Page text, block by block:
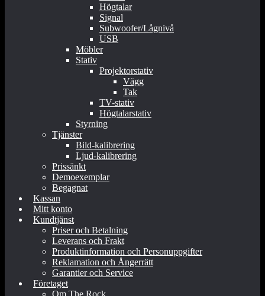
Högtalar
Signal
Subwoofer/Lågnivå
USB
Möbler
Stativ
Projektorstativ
Vägg
Tak
TV-stativ
Högtalarstativ
Styrning
Tjänster
Bild-kalibrering
Ljud-kalibrering
Prissänkt
Demoexemplar
Begagnat
Kassan
Mitt konto
Kundtjänst
Priser och Betalning
Leverans och Frakt
Produktinformation och Personuppgifter
Reklamation och Ångerrätt
Garantier och Service
Företaget
Om The Rock